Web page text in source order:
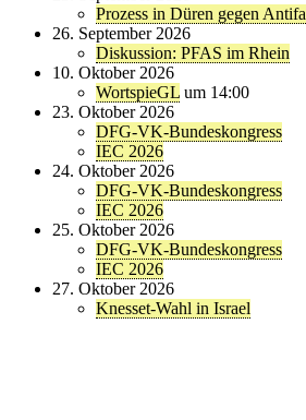
Prozess in Düren gegen Antifa
26. September 2026
Diskussion: PFAS im Rhein
10. Oktober 2026
WortspieGL um 14:00
23. Oktober 2026
DFG-VK-Bundeskongress
IEC 2026
24. Oktober 2026
DFG-VK-Bundeskongress
IEC 2026
25. Oktober 2026
DFG-VK-Bundeskongress
IEC 2026
27. Oktober 2026
Knesset-Wahl in Israel